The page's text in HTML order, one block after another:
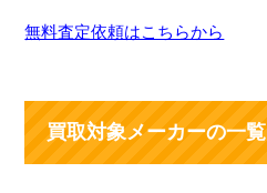
無料査定依頼はこちらから
買取対象メーカーの一覧